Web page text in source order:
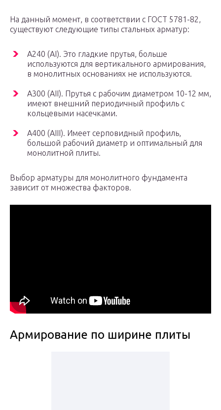
На данный момент, в соответствии с ГОСТ 5781-82,
существуют следующие типы стальных арматур:
А240 (АІ). Это гладкие прутья, больше
используются для вертикального армирования,
в монолитных основаниях не используются.
А300 (АІІ). Прутья с рабочим диаметром 10-12 мм,
имеют внешний периодичный профиль с
кольцевыми насечками.
А400 (АІІІ). Имеет серповидный профиль,
большой рабочий диаметр и оптимальный для
монолитной плиты.
Выбор арматуры для монолитного фундамента
зависит от множества факторов.
Армирование по ширине плиты